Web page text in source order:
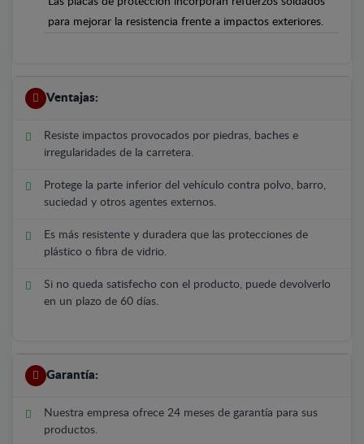
para mejorar la resistencia frente a impactos exteriores.
Ventajas:
Resiste impactos provocados por piedras, baches e
irregularidades de la carretera.
Protege la parte inferior del vehículo contra polvo, barro,
suciedad y otros agentes externos.
Es más resistente y duradera que las protecciones de
plástico o fibra de vidrio.
Si no queda satisfecho con el producto, puede devolverlo
en un plazo de 60 días.
Garantía:
Nuestra empresa ofrece 24 meses de garantía para sus
productos.